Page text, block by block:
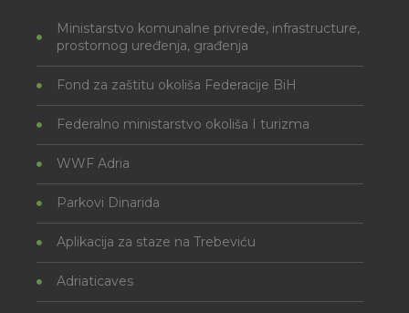
Ministarstvo komunalne privrede, infrastructure,
prostornog uređenja, građenja
Fond za zaštitu okoliša Federacije BiH
Federalno ministarstvo okoliša I turizma
WWF Adria
Parkovi Dinarida
Aplikacija za staze na Trebeviću
Adriaticaves